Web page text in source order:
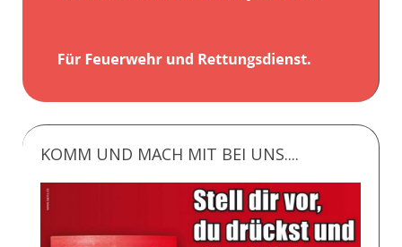
KOMM UND MACH MIT BEI UNS....